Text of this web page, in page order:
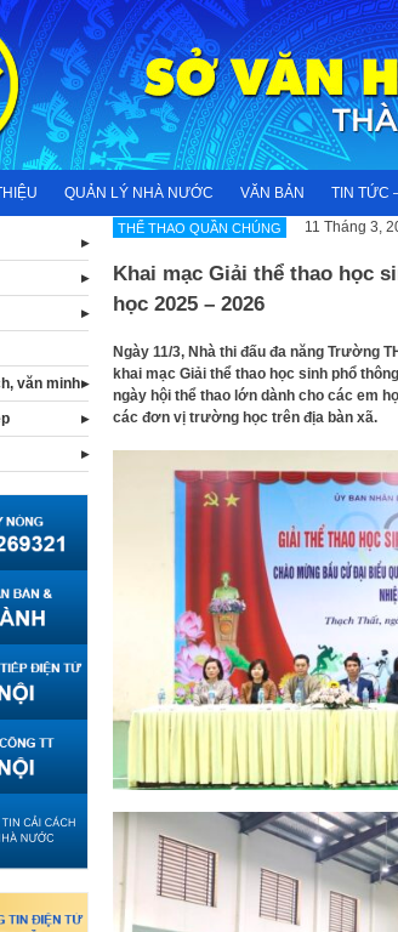
QUẢN LÝ NHÀ NƯỚC VĂN BẢN TIN TỨC
THỂ THAO QUẦN CHÚNG 11 Tháng 3,
Khai mạc Giải thể thao học
học 2025 – 2026
Ngày 11/3, Nhà thi đấu đa năng Trường
khai mạc Giải thể thao học sinh phổ
ngày hội thể thao lớn dành cho các em
các đơn vị trường học trên địa bàn xã.
văn minh